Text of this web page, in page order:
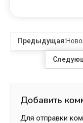
Предыдущая:
Добавить
Для отправки